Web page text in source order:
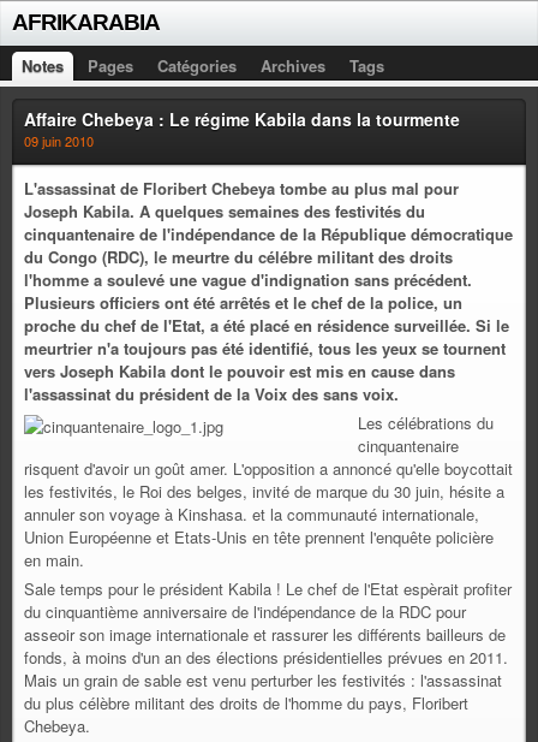
AFRIKARABIA
Notes Pages Catégories Archives Tags
Affaire Chebeya : Le régime Kabila dans la tourmente
09 juin 2010
L'assassinat de Floribert Chebeya tombe au plus mal pour
Joseph Kabila. A quelques semaines des festivités du
cinquantenaire de l'indépendance de la République démocratique
du Congo (RDC), le meurtre du célébre militant des droits
l'homme a soulevé une vague d'indignation sans précédent.
Plusieurs officiers ont été arrêtés et le chef de la police, un
proche du chef de l'Etat, a été placé en résidence surveillée. Si le
meurtrier n'a toujours pas été identifié, tous les yeux se tournent
vers Joseph Kabila dont le pouvoir est mis en cause dans
l'assassinat du président de la Voix des sans voix.
Les célébrations du
cinquantenaire
risquent d'avoir un goût amer. L'opposition a annoncé qu'elle boycottait
les festivités, le Roi des belges, invité de marque du 30 juin, hésite a
annuler son voyage à Kinshasa. et la communauté internationale,
Union Européenne et Etats-Unis en tête prennent l'enquête policière
en main.
Sale temps pour le président Kabila ! Le chef de l'Etat espèrait profiter
du cinquantième anniversaire de l'indépendance de la RDC pour
asseoir son image internationale et rassurer les différents bailleurs de
fonds, à moins d'un an des élections présidentielles prévues en 2011.
Mais un grain de sable est venu perturber les festivités : l'assassinat
du plus célèbre militant des droits de l'homme du pays, Floribert
Chebeya.